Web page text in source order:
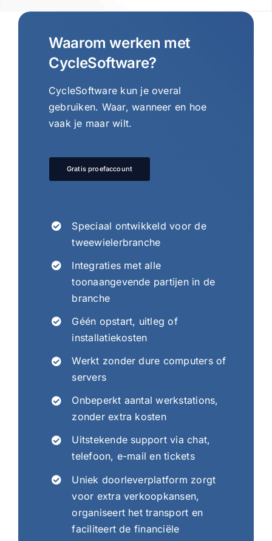
Waarom werken met
CycleSoftware?
CycleSoftware kun je overal
gebruiken. Waar, wanneer en hoe
vaak je maar wilt.
Gratis proefaccount
Speciaal ontwikkeld voor de
tweewielerbranche
Integraties met alle
toonaangevende partijen in de
branche
Géén opstart, uitleg of
installatiekosten
Werkt zonder dure computers of
servers
Onbeperkt aantal werkstations,
zonder extra kosten
Uitstekende support via chat,
telefoon, e-mail en tickets
Uniek doorleverplatform zorgt
voor extra verkoopkansen,
organiseert het transport en
faciliteert de financiële